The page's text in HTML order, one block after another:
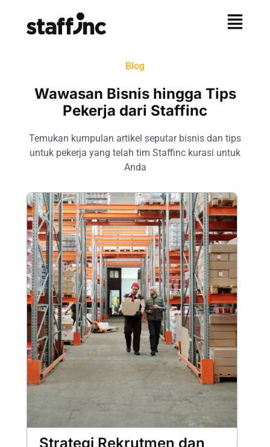
Blog
Wawasan Bisnis hingga Tips
Pekerja dari Staffinc
Temukan kumpulan artikel seputar bisnis dan tips
untuk pekerja yang telah tim Staffinc kurasi untuk
Anda
Strategi Rekrutmen dan